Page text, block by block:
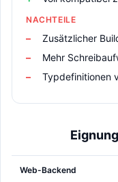
NACHTEILE
Zusätzlicher
Mehr
Typdefinitionen
Web-Backend